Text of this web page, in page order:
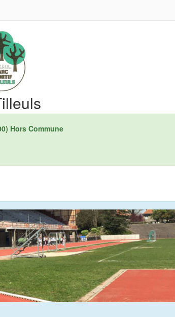
Hors Commune